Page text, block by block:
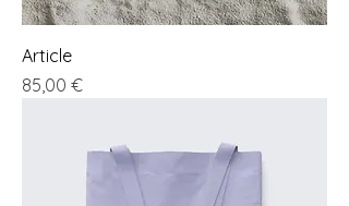
Article
Preis
85,00 €